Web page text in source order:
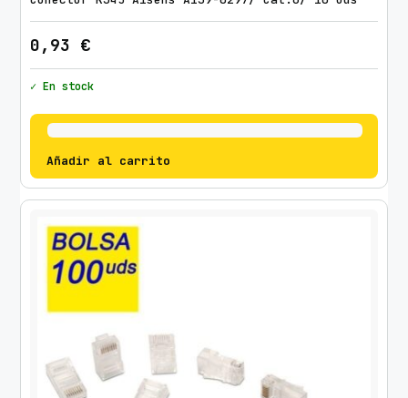
0,93 €
✓ En stock
Añadir al carrito